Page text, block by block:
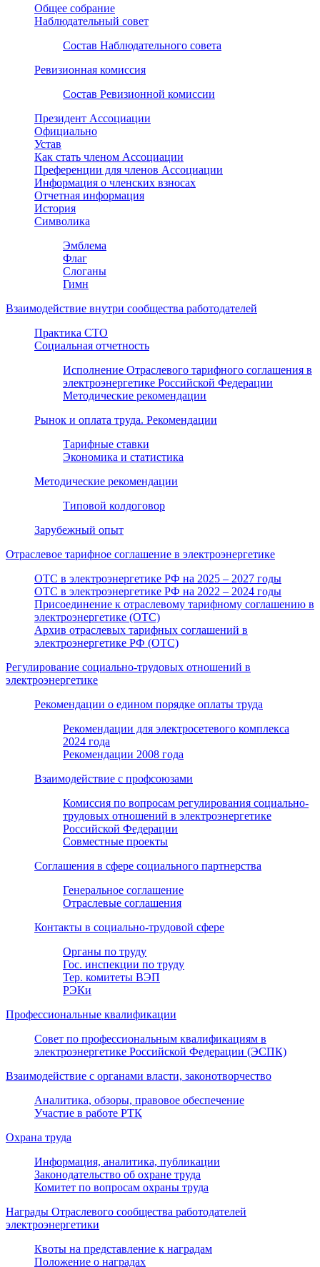
Общее собрание
Наблюдательный совет
Состав Наблюдательного совета
Ревизионная комиссия
Состав Ревизионной комиссии
Президент Ассоциации
Официально
Устав
Как стать членом Ассоциации
Преференции для членов Ассоциации
Информация о членских взносах
Отчетная информация
История
Символика
Эмблема
Флаг
Слоганы
Гимн
Взаимодействие внутри сообщества работодателей
Практика СТО
Социальная отчетность
Исполнение Отраслевого тарифного соглашения в
электроэнергетике Российской Федерации
Методические рекомендации
Рынок и оплата труда. Рекомендации
Тарифные ставки
Экономика и статистика
Методические рекомендации
Типовой колдоговор
Зарубежный опыт
Отраслевое тарифное соглашение в электроэнергетике
ОТС в электроэнергетике РФ на 2025 – 2027 годы
ОТС в электроэнергетике РФ на 2022 – 2024 годы
Присоединение к отраслевому тарифному соглашению в
электроэнергетике (ОТС)
Архив отраслевых тарифных соглашений в
электроэнергетике РФ (ОТС)
Регулирование социально-трудовых отношений в
электроэнергетике
Рекомендации о едином порядке оплаты труда
Рекомендации для электросетевого комплекса
2024 года
Рекомендации 2008 года
Взаимодействие с профсоюзами
Комиссия по вопросам регулирования социально-
трудовых отношений в электроэнергетике
Российской Федерации
Совместные проекты
Соглашения в сфере социального партнерства
Генеральное соглашение
Отраслевые соглашения
Контакты в социально-трудовой сфере
Органы по труду
Гос. инспекции по труду
Тер. комитеты ВЭП
РЭКи
Профессиональные квалификации
Совет по профессиональным квалификациям в
электроэнергетике Российской Федерации (ЭСПК)
Взаимодействие с органами власти, законотворчество
Аналитика, обзоры, правовое обеспечение
Участие в работе РТК
Охрана труда
Информация, аналитика, публикации
Законодательство об охране труда
Комитет по вопросам охраны труда
Награды Отраслевого сообщества работодателей
электроэнергетики
Квоты на представление к наградам
Положение о наградах